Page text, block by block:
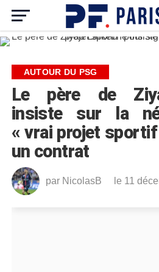
AUTOUR DU PSG
Le père de
insiste sur la
« vrai projet
un contrat
par NicolasB le 11